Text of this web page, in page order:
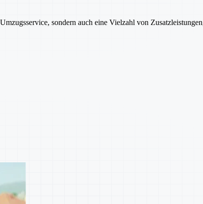
sondern auch eine Vielzahl von